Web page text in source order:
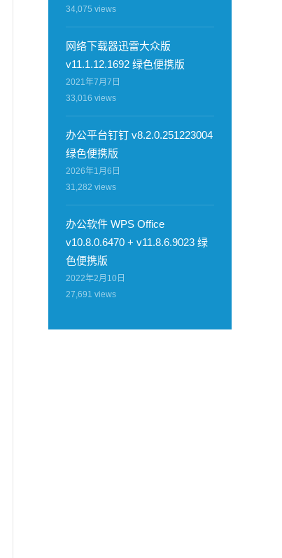
34,075 views
网络下载器迅雷大众版
v11.1.12.1692 绿色便携版
2021年7月7日
33,016 views
办公平台钉钉 v8.2.0.251223004
绿色便携版
2026年1月6日
31,282 views
办公软件 WPS Office
v10.8.0.6470 + v11.8.6.9023 绿
色便携版
2022年2月10日
27,691 views